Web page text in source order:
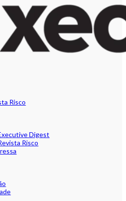
Risco
Digest
Risco